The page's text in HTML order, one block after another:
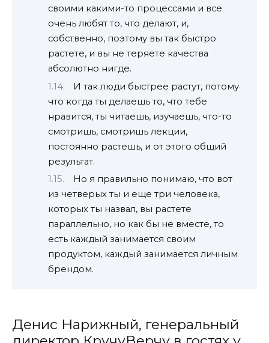
своими какими-то процессами и все
очень любят то, что делают, и,
собственно, поэтому вы так быстро
растете, и вы не теряете качества
абсолютно нигде.
И так люди быстрее растут, потому
что когда ты делаешь то, что тебе
нравится, ты читаешь, изучаешь, что-то
смотришь, смотришь лекции,
постоянно растешь, и от этого общий
результат.
Но я правильно понимаю, что вот
из четверых ты и еще три человека,
которых ты назвал, вы растете
параллельно, но как бы не вместе, то
есть каждый занимается своим
продуктом, каждый занимается личным
брендом.
Денис Нарижный, генеральный